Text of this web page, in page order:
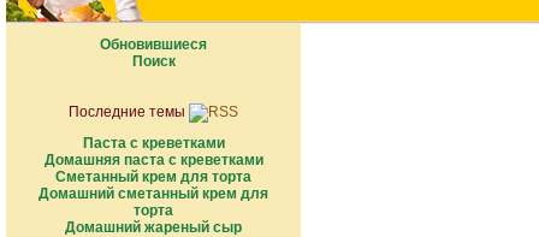
Обновившиеся
Поиск
Последние темы
Паста с креветками
Домашняя паста с креветками
Сметанный крем для торта
Домашний сметанный крем для
торта
Домашний жареный сыр